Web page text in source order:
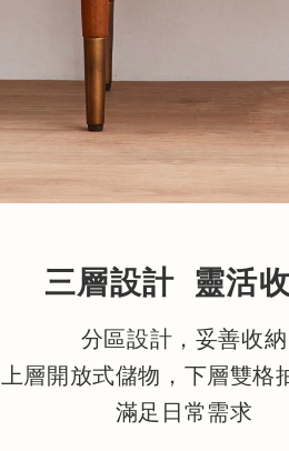
三層設計 靈活
分區設計，妥善收納
上層開放式儲物，下層雙格
滿足日常需求